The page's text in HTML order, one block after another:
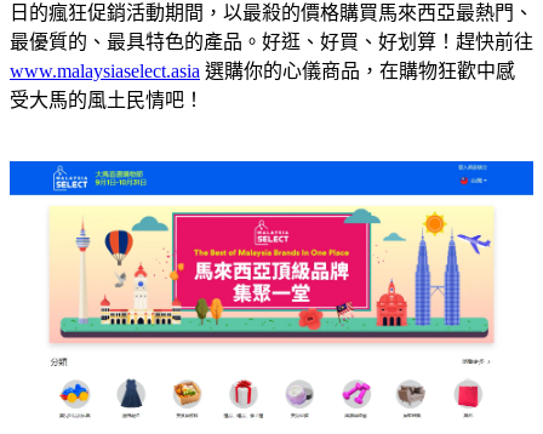
日的瘋狂促銷活動期間，以最殺的價格購買馬來西亞最熱門、
最優質的、最具特色的產品。好逛、好買、好划算！趕快前往
www.malaysiaselect.asia 選購你的心儀商品，在購物狂歡中感
受大馬的風土民情吧！